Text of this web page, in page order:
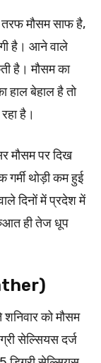
मौसम साफ है,
है। आने वाले
है। मौसम का
हाल बेहाल है तो
है।
मौसम पर दिख
थोड़ी कम हुई
दिनों में प्रदेश में
ही तेज धूप
को मौसम
सेल्सियस दर्ज